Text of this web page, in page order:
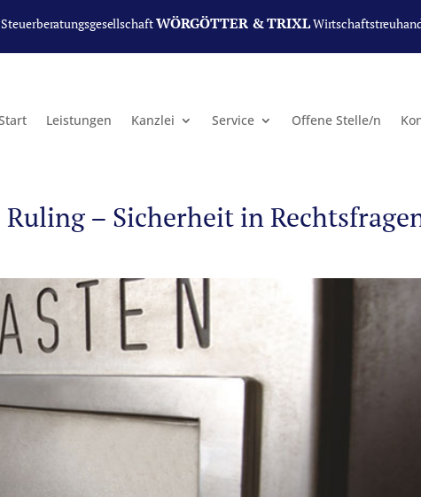
SteuerberatungsgesellschaftWÖRGÖTTER & TRIXL
Leistungen Kanzlei Service Offene Stelle/n
– Sicherheit in